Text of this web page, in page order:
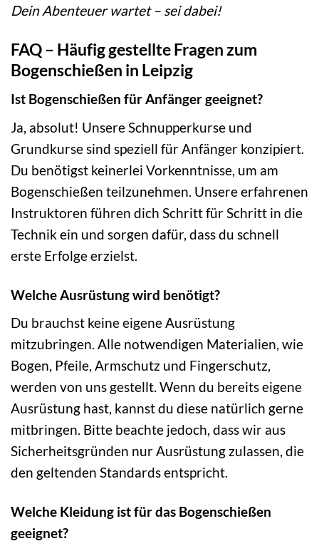
Dein Abenteuer wartet – sei dabei!
FAQ – Häufig gestellte Fragen zum
Bogenschießen in Leipzig
Ist Bogenschießen für Anfänger geeignet?
Ja, absolut! Unsere Schnupperkurse und
Grundkurse sind speziell für Anfänger konzipiert.
Du benötigst keinerlei Vorkenntnisse, um am
Bogenschießen teilzunehmen. Unsere erfahrenen
Instruktoren führen dich Schritt für Schritt in die
Technik ein und sorgen dafür, dass du schnell
erste Erfolge erzielst.
Welche Ausrüstung wird benötigt?
Du brauchst keine eigene Ausrüstung
mitzubringen. Alle notwendigen Materialien, wie
Bogen, Pfeile, Armschutz und Fingerschutz,
werden von uns gestellt. Wenn du bereits eigene
Ausrüstung hast, kannst du diese natürlich gerne
mitbringen. Bitte beachte jedoch, dass wir aus
Sicherheitsgründen nur Ausrüstung zulassen, die
den geltenden Standards entspricht.
Welche Kleidung ist für das Bogenschießen
geeignet?